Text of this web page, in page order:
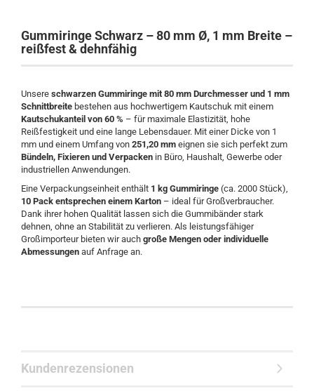
Gummiringe Schwarz – 80 mm Ø, 1 mm Breite –
reißfest & dehnfähig
Unsere schwarzen Gummiringe mit 80 mm Durchmesser und 1 mm
Schnittbreite bestehen aus hochwertigem Kautschuk mit einem
Kautschukanteil von 60 % – für maximale Elastizität, hohe
Reißfestigkeit und eine lange Lebensdauer. Mit einer Dicke von 1
mm und einem Umfang von 251,20 mm eignen sie sich perfekt zum
Bündeln, Fixieren und Verpacken in Büro, Haushalt, Gewerbe oder
industriellen Anwendungen.
Eine Verpackungseinheit enthält 1 kg Gummiringe (ca. 2000 Stück),
10 Pack entsprechen einem Karton – ideal für Großverbraucher.
Dank ihrer hohen Qualität lassen sich die Gummibänder stark
dehnen, ohne an Stabilität zu verlieren. Als leistungsfähiger
Großimporteur bieten wir auch große Mengen oder individuelle
Abmessungen auf Anfrage an.
Kundenrezensionen